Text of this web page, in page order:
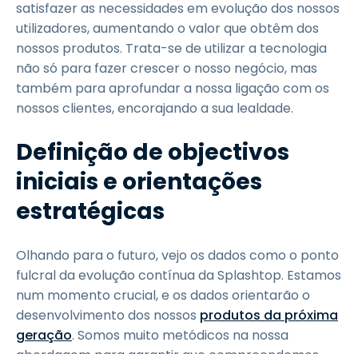
satisfazer as necessidades em evolução dos nossos
utilizadores, aumentando o valor que obtêm dos
nossos produtos. Trata-se de utilizar a tecnologia
não só para fazer crescer o nosso negócio, mas
também para aprofundar a nossa ligação com os
nossos clientes, encorajando a sua lealdade.
Definição de objectivos
iniciais e orientações
estratégicas
Olhando para o futuro, vejo os dados como o ponto
fulcral da evolução contínua da Splashtop. Estamos
num momento crucial, e os dados orientarão o
desenvolvimento dos nossos produtos da próxima
geração. Somos muito metódicos na nossa